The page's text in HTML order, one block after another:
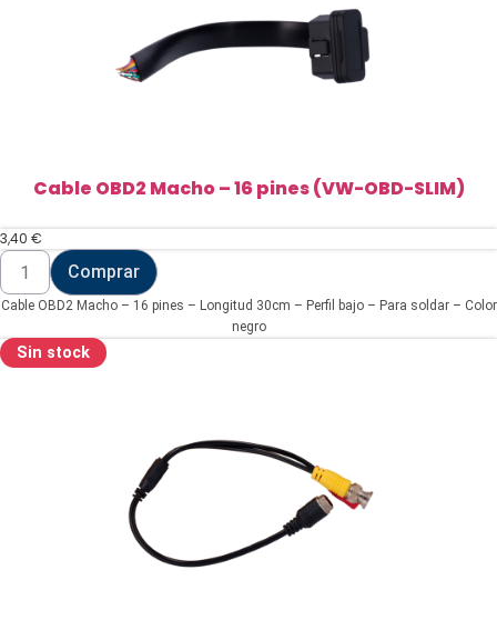
Cable OBD2 Macho – 16 pines (VW-OBD-SLIM)
3,40 €
Cable
OBD2
Macho
-
pines
(VW-
Comprar
Cable OBD2 Macho – 16 pines – Longitud 30cm – Perfil bajo – Para soldar – Color
negro
Sin stock